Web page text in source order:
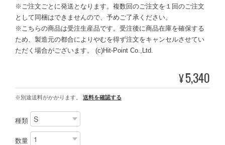
※ご注文ごとに発送となります。複数回のご注文を１回のご注文
として同梱はできませんので、予めご了承ください。
※こちらの商品は受注生産品です。受注後に商品在庫を確保する
ため、製造元の都合によりやむを得ず注文をキャンセルさせてい
ただく場合がございます。 (c)Hit-Point Co.,Ltd.
¥5,340
※別途送料がかかります。 送料を確認する
種類
数量